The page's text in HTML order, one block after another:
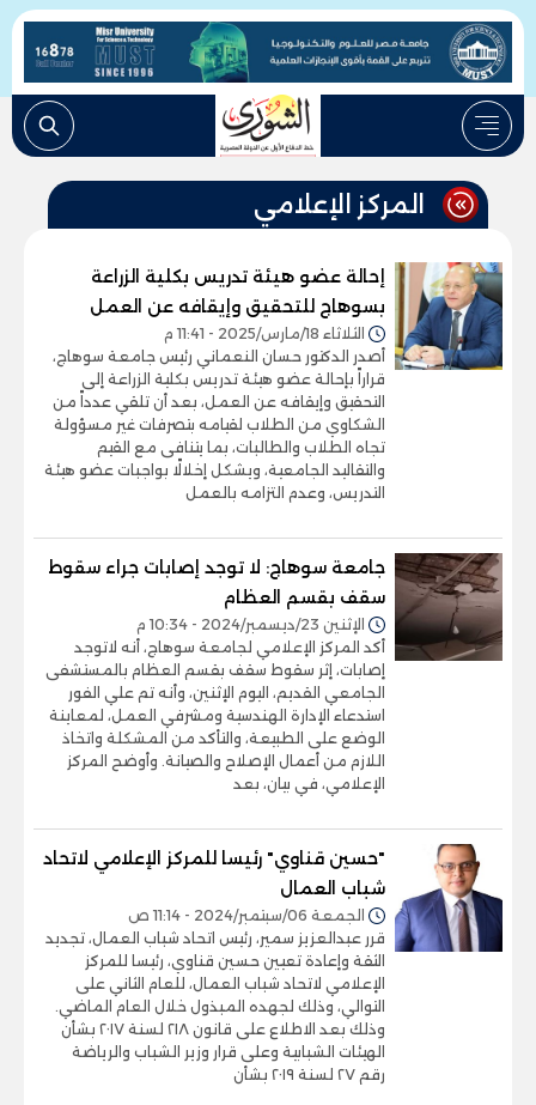
المركز الإعلامي
إحالة عضو هيئة تدريس بكلية الزراعة
بسوهاج للتحقيق وإيقافه عن العمل
الثلاثاء 18/مارس/2025 - 11:41 م
أصدر الدكتور حسان النعماني رئيس جامعة سوهاج،
قراراً بإحالة عضو هيئة تدريس بكلية الزراعة إلى
التحقيق وإيقافه عن العمل، بعد أن تلقي عدداً من
الشكاوي من الطلاب لقيامه بتصرفات غير مسؤولة
تجاه الطلاب والطالبات، بما يتنافى مع القيم
والتقاليد الجامعية، ويشكل إخلالًا بواجبات عضو هيئة
التدريس، وعدم التزامه بالعمل
جامعة سوهاج: لا توجد إصابات جراء سقوط
سقف بقسم العظام
الإثنين 23/ديسمبر/2024 - 10:34 م
أكد المركز الإعلامي لجامعة سوهاج، أنه لاتوجد
إصابات، إثر سقوط سقف بقسم العظام بالمستشفى
الجامعي القديم، اليوم الإثنين، وأنه تم علي الفور
استدعاء الإدارة الهندسية ومشرفي العمل، لمعاينة
الوضع على الطبيعة، والتأكد من المشكلة واتخاذ
اللازم من أعمال الإصلاح والصيانة. وأوضح المركز
الإعلامي، في بيان، بعد
"حسين قناوي" رئيسا للمركز الإعلامي لاتحاد
شباب العمال
الجمعة 06/سبتمبر/2024 - 11:14 ص
قرر عبدالعزيز سمير، رئيس اتحاد شباب العمال، تجديد
الثقة وإعادة تعيين حسين قناوي، رئيسا للمركز
الإعلامي لاتحاد شباب العمال، للعام الثاني على
التوالي، وذلك لجهده المبذول خلال العام الماضي.
وذلك بعد الاطلاع على قانون ٢١٨ لسنة ٢٠١٧ بشأن
الهيئات الشبابية وعلى قرار وزير الشباب والرياضة
رقم ٢٧ لسنة ٢٠١٩ بشأن